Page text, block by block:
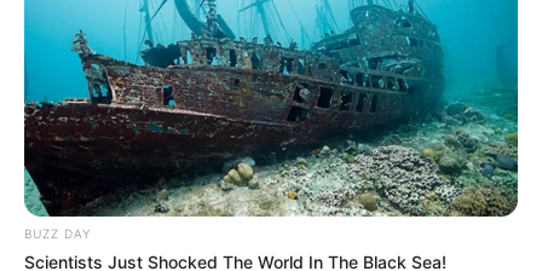
Alcaldía de Medellín
El evento, reunió a personeros, contralores y mediadores
que buscan consolidar a los jóvenes como los "líderes del
mañana"
Por:Diego Alejandro Escobar Calle
Mayo 13, 2026
BUZZ DAY
Scientists Just Shocked The World In The Black Sea!